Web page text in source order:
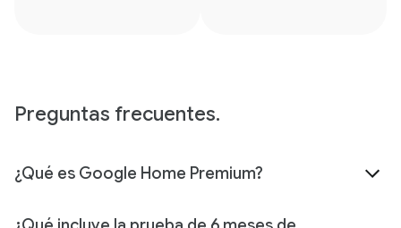
Preguntas frecuentes.
¿Qué es Google Home Premium?